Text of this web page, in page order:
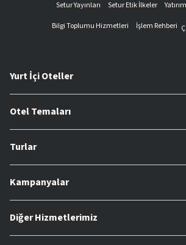
Setur Yayınları
Setur Etik İlkeler
Bilgi Toplumu Hizmetleri
İşlem Rehberi
Yurt İçi Oteller
Otel Temaları
Turlar
Kampanyalar
Diğer Hizmetlerimiz